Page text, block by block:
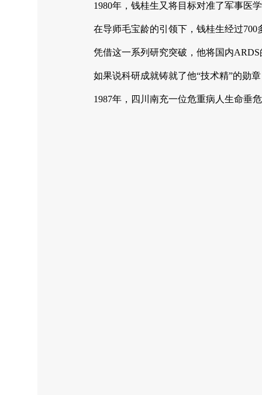
1980年，钱桂生又将目标对准了军事医
在导师毛宝龄的引领下，钱桂生经过
凭借这一系列研究突破，他将国内
如果说科研成就铸就了他“技术精”的勋
1987年，四川南充一位危重病人生命垂